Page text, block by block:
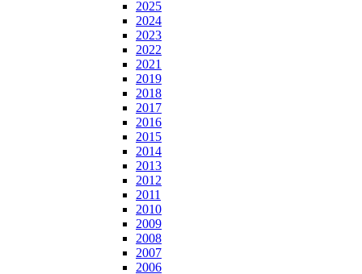
2025
2024
2023
2022
2021
2019
2018
2017
2016
2015
2014
2013
2012
2011
2010
2009
2008
2007
2006